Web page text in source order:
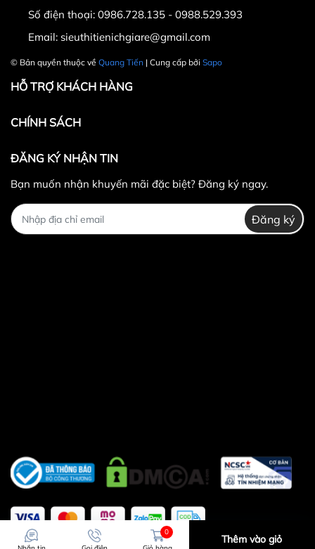
Số điện thoại: 0986.728.135 - 0988.529.393
Email: sieuthitienichgiare@gmail.com
© Bản quyền thuộc về Quang Tiến | Cung cấp bởi Sapo
HỖ TRỢ KHÁCH HÀNG
CHÍNH SÁCH
ĐĂNG KÝ NHẬN TIN
Bạn muốn nhận khuyến mãi đặc biệt? Đăng ký ngay.
Đăng ký
0
Thêm vào giỏ